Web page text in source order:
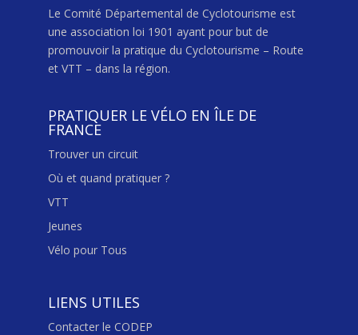
Le Comité Départemental de Cyclotourisme est
une association loi 1901 ayant pour but de
promouvoir la pratique du Cyclotourisme – Route
et VTT – dans la région.
PRATIQUER LE VÉLO EN ÎLE DE
FRANCE
Trouver un circuit
Où et quand pratiquer ?
VTT
Jeunes
Vélo pour Tous
LIENS UTILES
Contacter le CODEP